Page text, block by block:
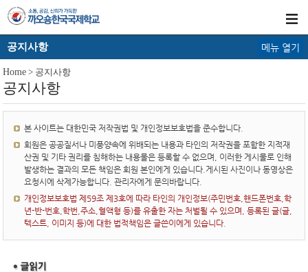
공지사항 메뉴 열기
Home > 공지사항
공지사항
본 사이트는 대한민국 저작권법 및 개인정보보호법을 준수합니다.
회원은 공공질서나 미풍양속에 위배되는 내용과 타인의 저작권을 포함한 지적재
산권 및 기타 권리를 침해하는 내용물은 등록할 수 없으며, 이러한 게시물로 인해
발생하는 결과의 모든 책임은 회원 본인에게 있습니다.게시된 사진이나 동영상은
요청시에 삭제가능합니다. 관리자에게 문의바랍니다.
개인정보보호법 제59조 제3호에 따라 타인의 개인정보(주민번호,핸드폰번호,학
년-반-번호,학번,주소,혈액형 등)를 유출한 자는 처벌될 수 있으며, 등록된 글(글,
텍스트, 이미지 등)에 대한 법적책임은 글쓴이에게 있습니다.